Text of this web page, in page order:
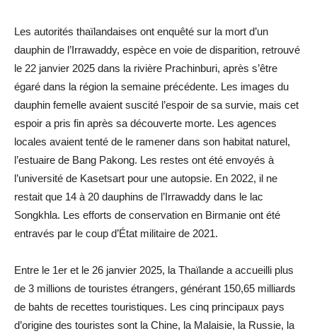
Les autorités thaïlandaises ont enquêté sur la mort d’un
dauphin de l’Irrawaddy, espèce en voie de disparition, retrouvé
le 22 janvier 2025 dans la rivière Prachinburi, après s’être
égaré dans la région la semaine précédente. Les images du
dauphin femelle avaient suscité l’espoir de sa survie, mais cet
espoir a pris fin après sa découverte morte. Les agences
locales avaient tenté de le ramener dans son habitat naturel,
l’estuaire de Bang Pakong. Les restes ont été envoyés à
l’université de Kasetsart pour une autopsie. En 2022, il ne
restait que 14 à 20 dauphins de l’Irrawaddy dans le lac
Songkhla. Les efforts de conservation en Birmanie ont été
entravés par le coup d’État militaire de 2021.
Entre le 1er et le 26 janvier 2025, la Thaïlande a accueilli plus
de 3 millions de touristes étrangers, générant 150,65 milliards
de bahts de recettes touristiques. Les cinq principaux pays
d’origine des touristes sont la Chine, la Malaisie, la Russie, la